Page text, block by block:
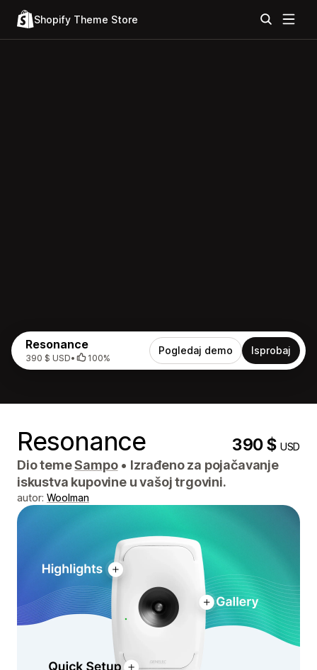
Shopify Theme Store
Resonance
390 $ USD• 100%
Pogledaj demo Isprobaj
Resonance 390 $USD
Dio temeSampo • Izrađeno za pojačavanje
iskustva kupovine u vašoj trgovini.
autor: Woolman